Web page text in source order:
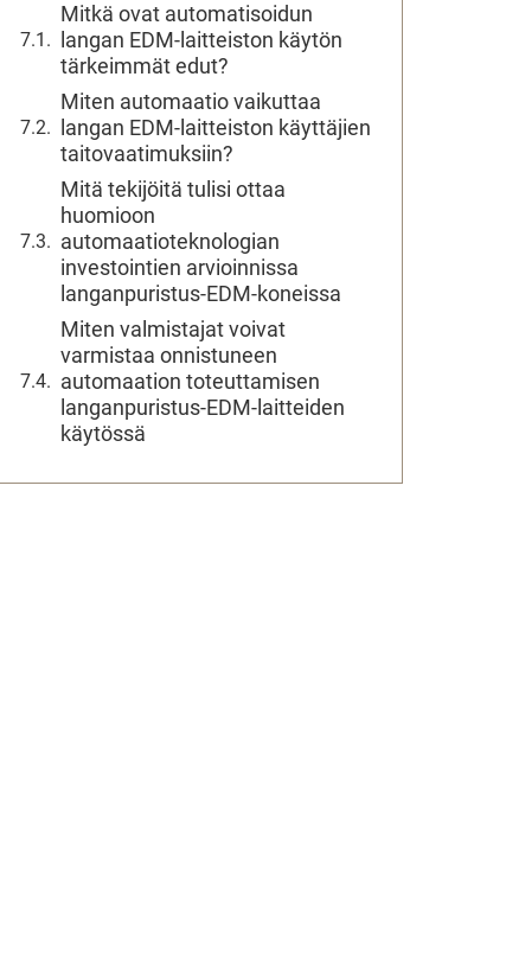
Mitkä ovat automatisoidun
langan EDM-laitteiston käytön
tärkeimmät edut?
Miten automaatio vaikuttaa
langan EDM-laitteiston käyttäjien
taitovaatimuksiin?
Mitä tekijöitä tulisi ottaa
huomioon
automaatioteknologian
investointien arvioinnissa
langanpuristus-EDM-koneissa
Miten valmistajat voivat
varmistaa onnistuneen
automaation toteuttamisen
langanpuristus-EDM-laitteiden
käytössä